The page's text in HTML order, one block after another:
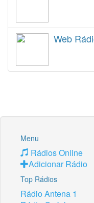
Web
Menu
Rádios Online
Adicionar Rádio
Top Rádios
Rádio Antena 1